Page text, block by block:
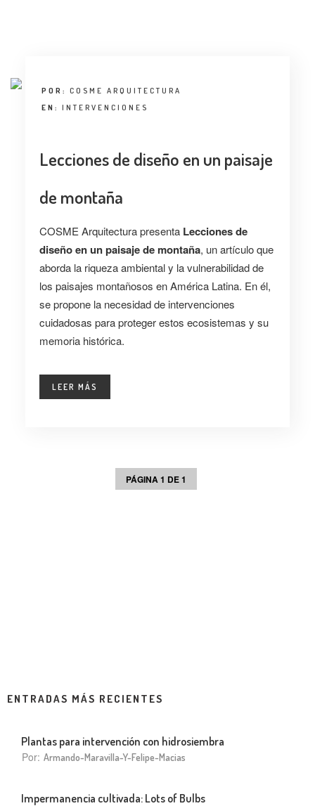
EVENTOS
LANDUUM
CONSEJO HONORÍFICO
POR: COSME ARQUITECTURA
EN: INTERVENCIONES
Lecciones de diseño en un paisaje
de montaña
COSME Arquitectura presenta Lecciones de
diseño en un paisaje de montaña, un artículo que
aborda la riqueza ambiental y la vulnerabilidad de
los paisajes montañosos en América Latina. En él,
se propone la necesidad de intervenciones
cuidadosas para proteger estos ecosistemas y su
memoria histórica.
LEER MÁS
PÁGINA 1 DE 1
ENTRADAS MÁS RECIENTES
Plantas para intervención con hidrosiembra
Por: Armando-Maravilla-Y-Felipe-Macias
Impermanencia cultivada: Lots of Bulbs